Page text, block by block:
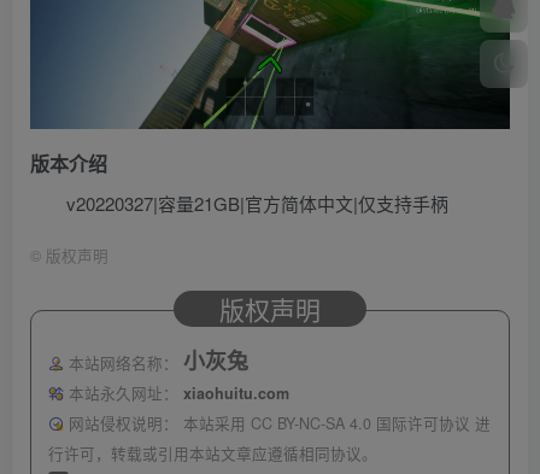
版本介绍
v20220327|容量21GB|官方简体中文|仅支持手柄
© 版权声明
版权声明
本站网络名称： 小灰兔
本站永久网址：
xiaohuitu.com
网站侵权说明：
本站采用 CC BY-NC-SA 4.0 国际许可协议 进
行许可，转载或引用本站文章应遵循相同协议。